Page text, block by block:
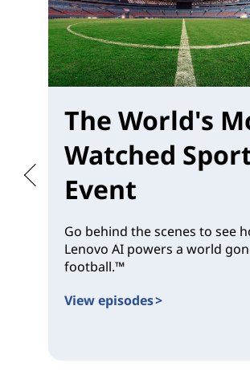
The World's
Watched
Event
Go behind the scenes to see
Lenovo AI powers a world
football.™
View episodes >